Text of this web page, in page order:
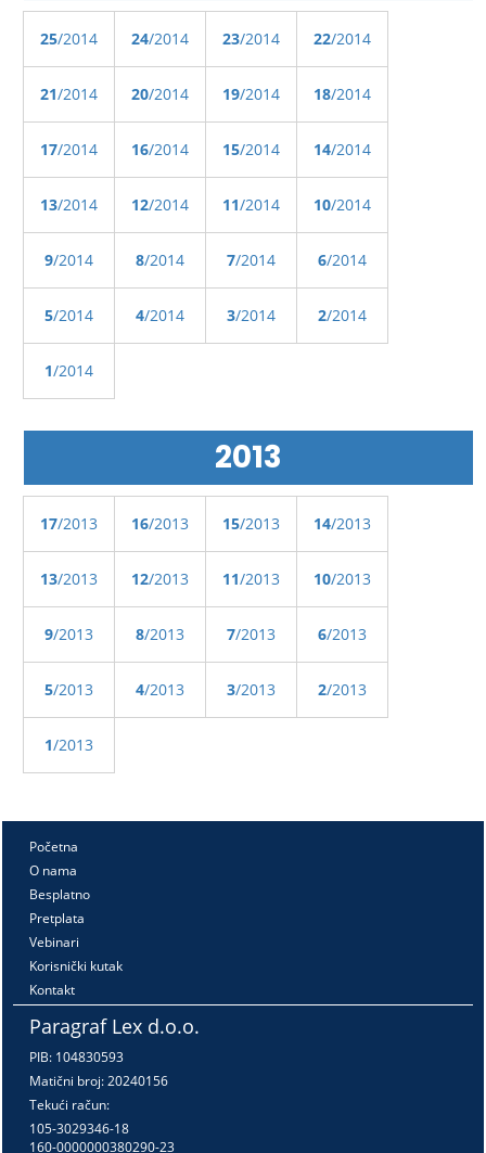
25/2014 24/2014 23/2014 22/2014
21/2014 20/2014 19/2014 18/2014
17/2014 16/2014 15/2014 14/2014
13/2014 12/2014 11/2014 10/2014
9/2014 8/2014 7/2014 6/2014
5/2014 4/2014 3/2014 2/2014
1/2014
2013
17/2013 16/2013 15/2013 14/2013
13/2013 12/2013 11/2013 10/2013
9/2013 8/2013 7/2013 6/2013
5/2013 4/2013 3/2013 2/2013
1/2013
Početna
O nama
Besplatno
Pretplata
Vebinari
Korisnički kutak
Kontakt
Paragraf Lex d.o.o.
PIB: 104830593
Matični broj: 20240156
Tekući račun:
105-3029346-18
160-0000000380290-23